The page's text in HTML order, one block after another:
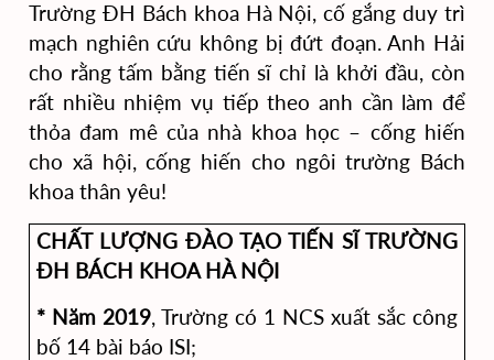
Trường ĐH Bách khoa Hà Nội, cố gắng duy trì
mạch nghiên cứu không bị đứt đoạn. Anh Hải
cho rằng tấm bằng tiến sĩ chỉ là khởi đầu, còn
rất nhiều nhiệm vụ tiếp theo anh cần làm để
thỏa đam mê của nhà khoa học – cống hiến
cho xã hội, cống hiến cho ngôi trường Bách
khoa thân yêu!
CHẤT LƯỢNG ĐÀO TẠO TIẾN SĨ TRƯỜNG
ĐH BÁCH KHOA HÀ NỘI
* Năm 2019, Trường có 1 NCS xuất sắc công
bố 14 bài báo ISI;